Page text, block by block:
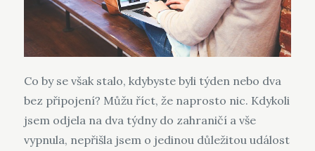
Co by se však stalo, kdybyste byli týden nebo dva
bez připojení? Můžu říct, že naprosto nic. Kdykoli
jsem odjela na dva týdny do zahraničí a vše
vypnula, nepřišla jsem o jedinou důležitou událost